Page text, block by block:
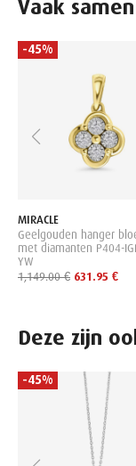
Vaak
-45%
MIRACLE
Geelgouden hanger
met diamanten P404-
YW
1,149.00 € 631.95 €
Deze zijn
-45%